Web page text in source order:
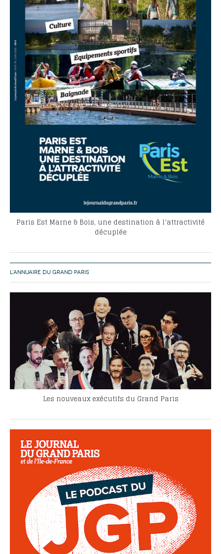
Paris Est Marne & Bois, une destination à l’attractivité
décuplée
L’ANNUAIRE DU GRAND PARIS
Les nouveaux exécutifs du Grand Paris